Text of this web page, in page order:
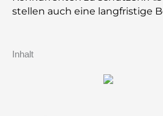
stellen auch eine langfristige
Inhalt